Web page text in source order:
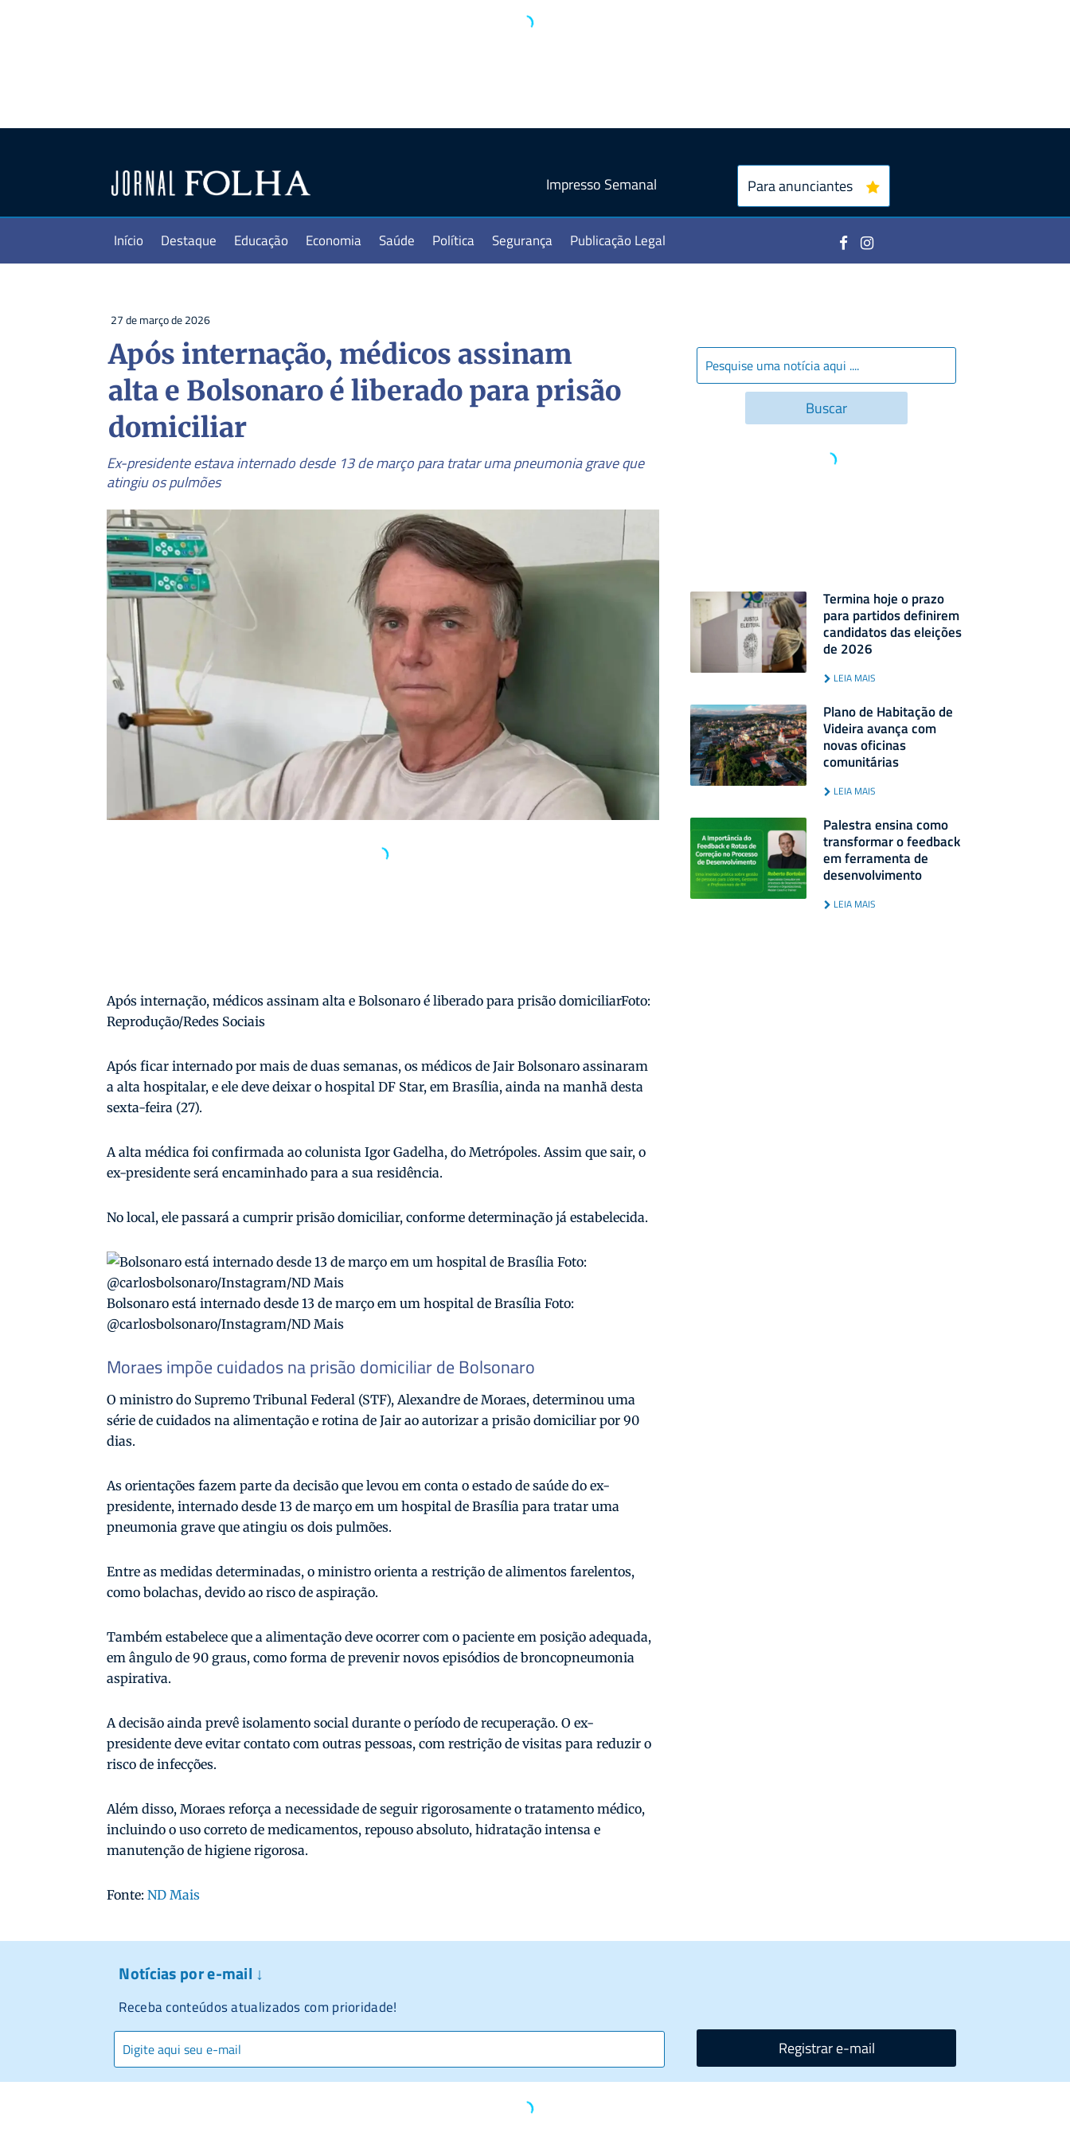
Impresso Semanal Para anunciantes
Início Destaque Educação Economia Saúde Política Segurança Publicação Legal
27 de março de 2026
Após internação, médicos assinam
alta e Bolsonaro é liberado para prisão
domiciliar
Ex-presidente estava internado desde 13 de março para tratar uma pneumonia grave que
atingiu os pulmões
Após internação, médicos assinam alta e Bolsonaro é liberado para prisão domiciliarFoto:
Reprodução/Redes Sociais
Após ficar internado por mais de duas semanas, os médicos de Jair Bolsonaro assinaram
a alta hospitalar, e ele deve deixar o hospital DF Star, em Brasília, ainda na manhã desta
sexta-feira (27).
A alta médica foi confirmada ao colunista Igor Gadelha, do Metrópoles. Assim que sair, o
ex-presidente será encaminhado para a sua residência.
No local, ele passará a cumprir prisão domiciliar, conforme determinação já estabelecida.
Bolsonaro está internado desde 13 de março em um hospital de Brasília Foto:
@carlosbolsonaro/Instagram/ND Mais
Moraes impõe cuidados na prisão domiciliar de Bolsonaro
O ministro do Supremo Tribunal Federal (STF), Alexandre de Moraes, determinou uma
série de cuidados na alimentação e rotina de Jair ao autorizar a prisão domiciliar por 90
dias.
As orientações fazem parte da decisão que levou em conta o estado de saúde do ex-
presidente, internado desde 13 de março em um hospital de Brasília para tratar uma
pneumonia grave que atingiu os dois pulmões.
Entre as medidas determinadas, o ministro orienta a restrição de alimentos farelentos,
como bolachas, devido ao risco de aspiração.
Também estabelece que a alimentação deve ocorrer com o paciente em posição adequada,
em ângulo de 90 graus, como forma de prevenir novos episódios de broncopneumonia
aspirativa.
A decisão ainda prevê isolamento social durante o período de recuperação. O ex-
presidente deve evitar contato com outras pessoas, com restrição de visitas para reduzir o
risco de infecções.
Além disso, Moraes reforça a necessidade de seguir rigorosamente o tratamento médico,
incluindo o uso correto de medicamentos, repouso absoluto, hidratação intensa e
manutenção de higiene rigorosa.
Fonte: ND Mais
Termina hoje o prazo
para partidos definirem
candidatos das eleições
de 2026
LEIA MAIS
Plano de Habitação de
Videira avança com
novas oficinas
comunitárias
LEIA MAIS
Palestra ensina como
transformar o feedback
em ferramenta de
desenvolvimento
LEIA MAIS
Notícias por e-mail ↓
Receba conteúdos atualizados com prioridade!
Registrar e-mail